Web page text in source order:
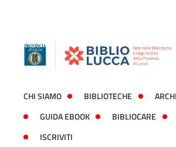
CHI SIAMO BIBLIOTECHE
GUIDA EBOOK
BIBLIOCARE
ISCRIVITI